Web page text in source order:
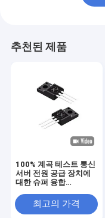
추천된 제품
100% 계곡 테스트 통신
서버 전원 공급 장치에
대한 슈퍼 융합
최고의 가격